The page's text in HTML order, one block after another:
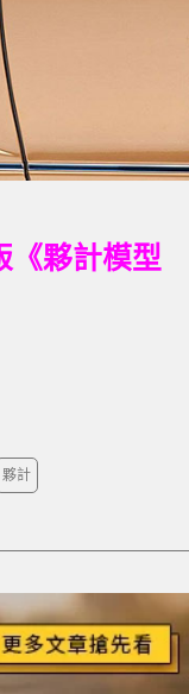
《夥計模型
夥計